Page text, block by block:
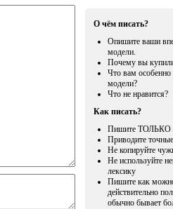
О чём писать?
Опишите ваши
модели.
Почему вы
Что вам особенно
модели?
Что не нравится?
Как писать?
Пишите ТОЛЬКО
Приводите
Не копируйте
Не используйте
лексику
Пишите как
действительно
обычно бывает